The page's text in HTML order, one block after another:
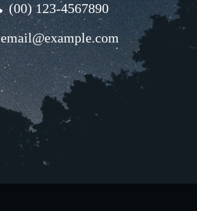
(00) 123-4567890
email@example.com